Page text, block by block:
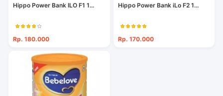
Hippo Power Bank ILO F1 1...
Rp. 180.000
Hippo Power Bank iLo F2 1...
Rp. 170.000